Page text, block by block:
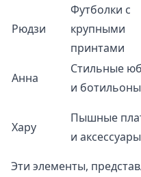
Рюдзи
Футболки с
крупными
принтами
Анна
Стильные
и ботильоны
Хару
Пышные
и аксессуары
Эти элементы,